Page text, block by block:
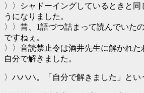
〉〉シャドーイングしているときと同
うになりました。
〉〉昔、1語づつ詰まって読んでいた
ですねぇ。
〉〉音読禁止令は酒井先生に解かれた
自分で解きました。
〉ハハハ。「自分で解きました」とい